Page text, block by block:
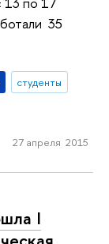
35
студенты
27 апреля 2015
I